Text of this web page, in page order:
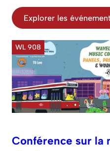
Explorer les
WL 908
Conférence sur la